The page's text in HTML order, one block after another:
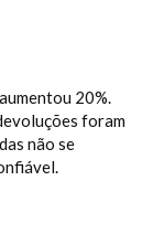
20%.
foram
não se